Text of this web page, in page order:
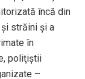
încă din
străini şi a
în
poliţiştii
–